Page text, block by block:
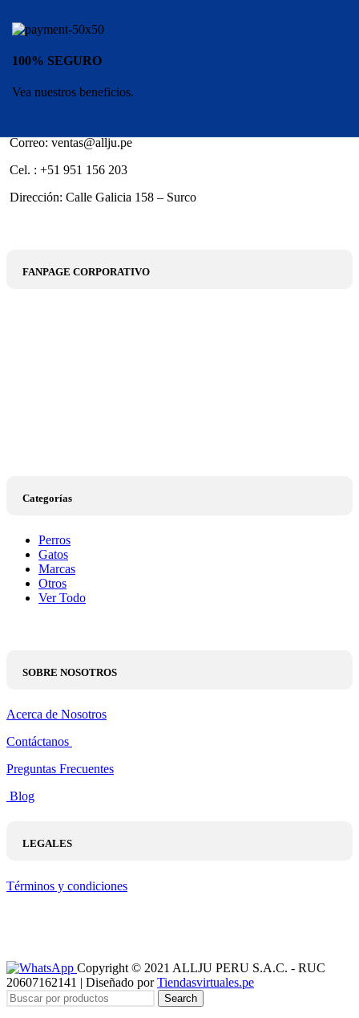
100% SEGURO
Vea nuestros beneficios.
Correo: ventas@allju.pe
Cel. : +51 951 156 203
Dirección: Calle Galicia 158 – Surco
FANPAGE CORPORATIVO
Categorías
Perros
Gatos
Marcas
Otros
Ver Todo
SOBRE NOSOTROS
Acerca de Nosotros
Contáctanos
Preguntas Frecuentes
Blog
LEGALES
Términos y condiciones
Copyright © 2021 ALLJU PERU S.A.C. - RUC
20607162141 | Diseñado porTiendasvirtuales.pe
Search